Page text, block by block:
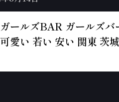
ルズBAR ガールズバ
愛い 若い 安い 関東 茨